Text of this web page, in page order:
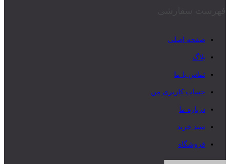
صفحه اصلی
بلاگ
تماس با ما
حساب کاربری من
درباره ما
سبد خرید
فروشگاه